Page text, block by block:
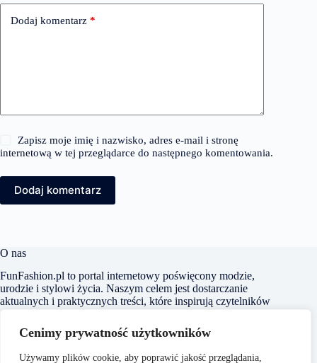
Cenimy prywatność użytkowników
Używamy plików cookie, aby poprawić jakość przeglądania,
Dodaj komentarz *
Zapisz moje imię i nazwisko, adres e-mail i stronę
internetową w tej przeglądarce do następnego komentowania.
Dodaj komentarz
O nas
FunFashion.pl to portal internetowy poświęcony modzie,
urodzie i stylowi życia. Naszym celem jest dostarczanie
aktualnych i praktycznych treści, które inspirują czytelników
wygląd i samopoczucie. Dbamy o to, aby nasze artykuły były
zrozumiałe i dostępne dla każdego, niezależnie od poziomu
wiedzy na temat mody czy urody.